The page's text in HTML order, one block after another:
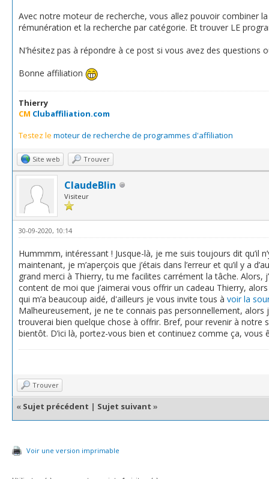
Avec notre moteur de recherche, vous allez pouvoir combiner
rémunération et la recherche par catégorie. Et trouver LE
N'hésitez pas à répondre à ce post si vous avez des questions
Bonne affiliation
Thierry
CM Clubaffiliation.com
Testez le moteur de recherche de programmes d'affiliation
Site web Trouver
ClaudeBlin
Visiteur
30-09-2020, 10:14
Hummmm, intéressant ! Jusque-là, je me suis toujours dit qu’il
maintenant, je m’aperçois que j’étais dans l’erreur et qu’il y a
grand merci à Thierry, tu me facilites carrément la tâche. Alors,
content de moi que j’aimerai vous offrir un cadeau Thierry,
qui m’a beaucoup aidé, d'ailleurs je vous invite tous à voir la
Malheureusement, je ne te connais pas personnellement, alors
trouverai bien quelque chose à offrir. Bref, pour revenir à notre
bientôt. D’ici là, portez-vous bien et continuez comme ça, vous
Trouver
« Sujet précédent | Sujet suivant »
Voir une version imprimable